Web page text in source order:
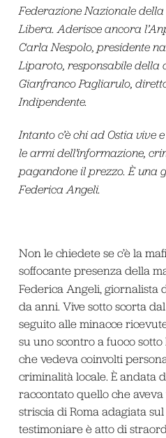
Federazione Nazionale
Libera. Aderisce ancora
Carla Nespolo, presidente
Liparoto, responsabile della
Gianfranco Pagliarulo,
Indipendente.
Intanto c’è chi ad Ostia vive
le armi dell’informazione,
pagandone il prezzo. È una
Federica Angeli.
Non le chiedete se c’è la
soffocante presenza della
Federica Angeli, giornalista
da anni. Vive sotto scorta
seguito alle minacce
su uno scontro a fuoco
che vedeva coinvolti
criminalità locale. È andata
raccontato quello che aveva
striscia di Roma adagiata
testimoniare è atto di